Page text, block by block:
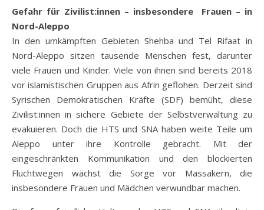
Gefahr für Zivilist:innen – insbesondere Frauen – in
Nord-Aleppo
In den umkämpften Gebieten Shehba und Tel Rifaat in
Nord-Aleppo sitzen tausende Menschen fest, darunter
viele Frauen und Kinder. Viele von ihnen sind bereits 2018
vor islamistischen Gruppen aus Afrin geflohen. Derzeit sind
Syrischen Demokratischen Kräfte (SDF) bemüht, diese
Zivilist:innen in sichere Gebiete der Selbstverwaltung zu
evakuieren. Doch die HTS und SNA haben weite Teile um
Aleppo unter ihre Kontrolle gebracht. Mit der
eingeschränkten Kommunikation und den blockierten
Fluchtwegen wächst die Sorge vor Massakern, die
insbesondere Frauen und Mädchen verwundbar machen.